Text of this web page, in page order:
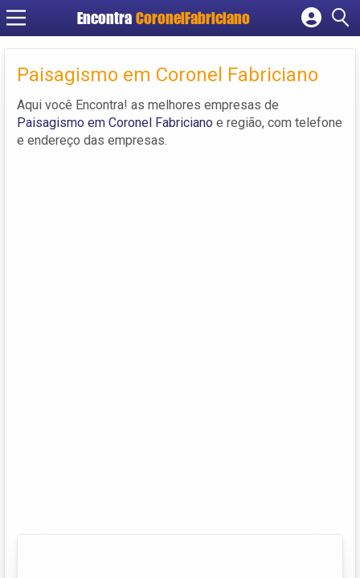
Encontra CoronelFabriciano
Cadastrar empresa
Criar conta
Paisagismo em Coronel Fabriciano
Aqui você Encontra! as melhores empresas de
Paisagismo em Coronel Fabriciano e região, com telefone
e endereço das empresas.